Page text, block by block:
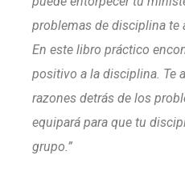
problemas de disciplina te
En este libro práctico
positivo a la disciplina. Te
razones detrás de los
equipará para que tu
grupo.”